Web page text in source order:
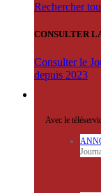
Rechercher
CONSULTER
Consulter le
depuis 2023
Avec le